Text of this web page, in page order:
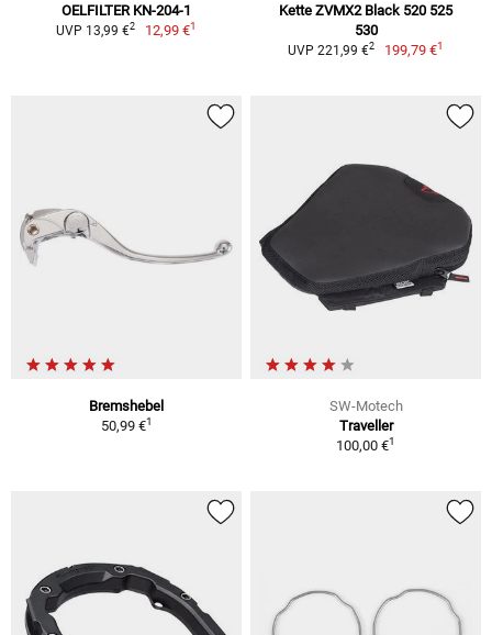
OELFILTER KN-204-1
UVP 13,99 €2 12,99 €1
Kette ZVMX2 Black 520 525
530
UVP 221,99 €2 199,79 €1
Bremshebel
50,99 €1
SW-Motech
Traveller
100,00 €1